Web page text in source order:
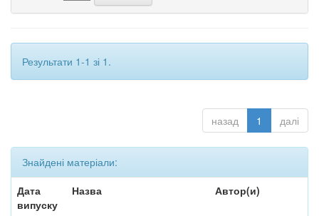
Результати 1-1 зі 1.
назад 1 далі
Знайдені матеріали:
Дата
випуску
Назва Автор(и)